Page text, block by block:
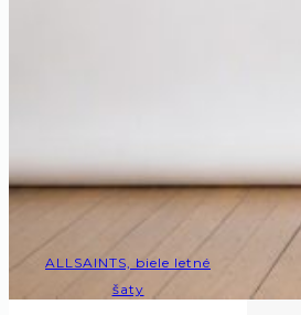
ALLSAINTS, biele letné
šaty